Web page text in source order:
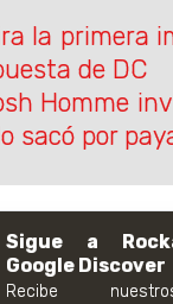
la primera
de DC
Homme
sacó por
Sigue a
Google Discover
Recibe